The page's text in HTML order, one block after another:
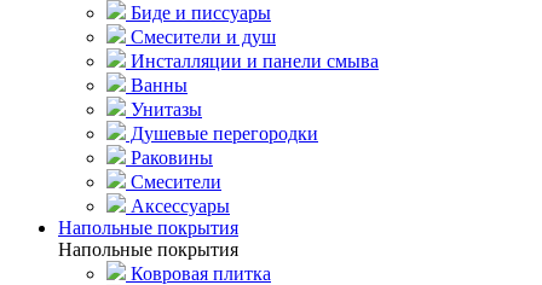
Биде и писсуары
Смесители и душ
Инсталляции и панели смыва
Ванны
Унитазы
Душевые перегородки
Раковины
Смесители
Аксессуары
Напольные покрытия
Напольные покрытия
Ковровая плитка